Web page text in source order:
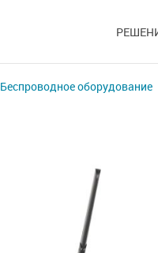
Беспроводное оборудование